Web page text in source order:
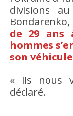
divisions
Bondarenko,
de 29 ans
hommes
son
« Ils nous
déclaré.